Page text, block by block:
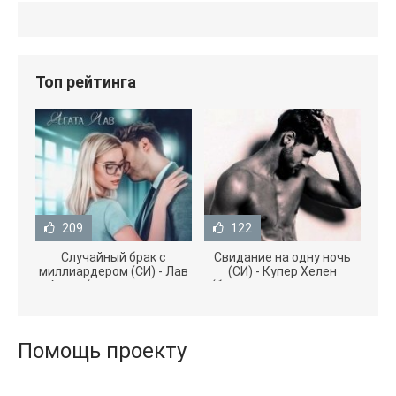
Топ рейтинга
209
Случайный брак с
миллиардером (СИ) - Лав
Агата (полная версия
122
Свидание на одну ночь
(СИ) - Купер Хелен
(бесплатные серии книг
Помощь проекту